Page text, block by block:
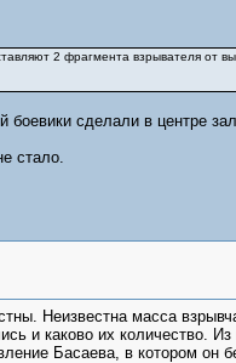
2 фрагмента взрывателя
сделали в центре
стало.
Неизвестна масса
и каково их количество.
Басаева, в котором он